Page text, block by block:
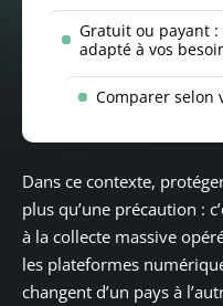
Gratuit ou payant :
adapté à vos
Comparer selon
Dans ce contexte,
plus qu’une précaution :
à la collecte massive
les plateformes
changent d’un pays à